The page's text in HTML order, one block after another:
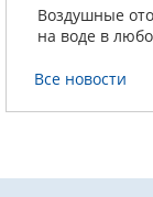
Воздушные
на воде в
Все новости